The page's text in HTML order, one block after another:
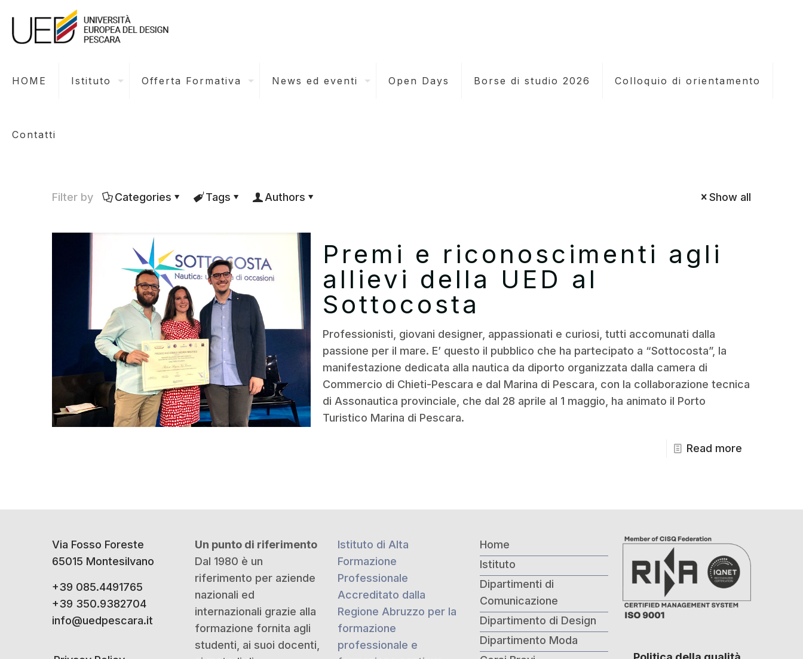
HOME Istituto Offerta Formativa News ed eventi Open Days Borse di studio 2026 Colloquio di orientamento
Contatti
Filter by Categories Tags Authors Show all
Premi e riconoscimenti agli
allievi della UED al
Sottocosta
Professionisti, giovani designer, appassionati e curiosi, tutti accomunati dalla
passione per il mare. E’ questo il pubblico che ha partecipato a “Sottocosta”, la
manifestazione dedicata alla nautica da diporto organizzata dalla camera di
Commercio di Chieti-Pescara e dal Marina di Pescara, con la collaborazione tecnica
di Assonautica provinciale, che dal 28 aprile al 1 maggio, ha animato il Porto
Turistico Marina di Pescara.
Read more
Via Fosso Foreste
65015 Montesilvano
+39 085.4491765
+39 350.9382704
info@uedpescara.it
Un punto di riferimento
Dal 1980 è un
riferimento per aziende
nazionali ed
internazionali grazie alla
formazione fornita agli
studenti, ai suoi docenti,
Istituto di Alta
Formazione
Professionale
Accreditato dalla
Regione Abruzzo per la
formazione
professionale e
Home
Istituto
Dipartimenti di
Comunicazione
Dipartimento di Design
Dipartimento Moda